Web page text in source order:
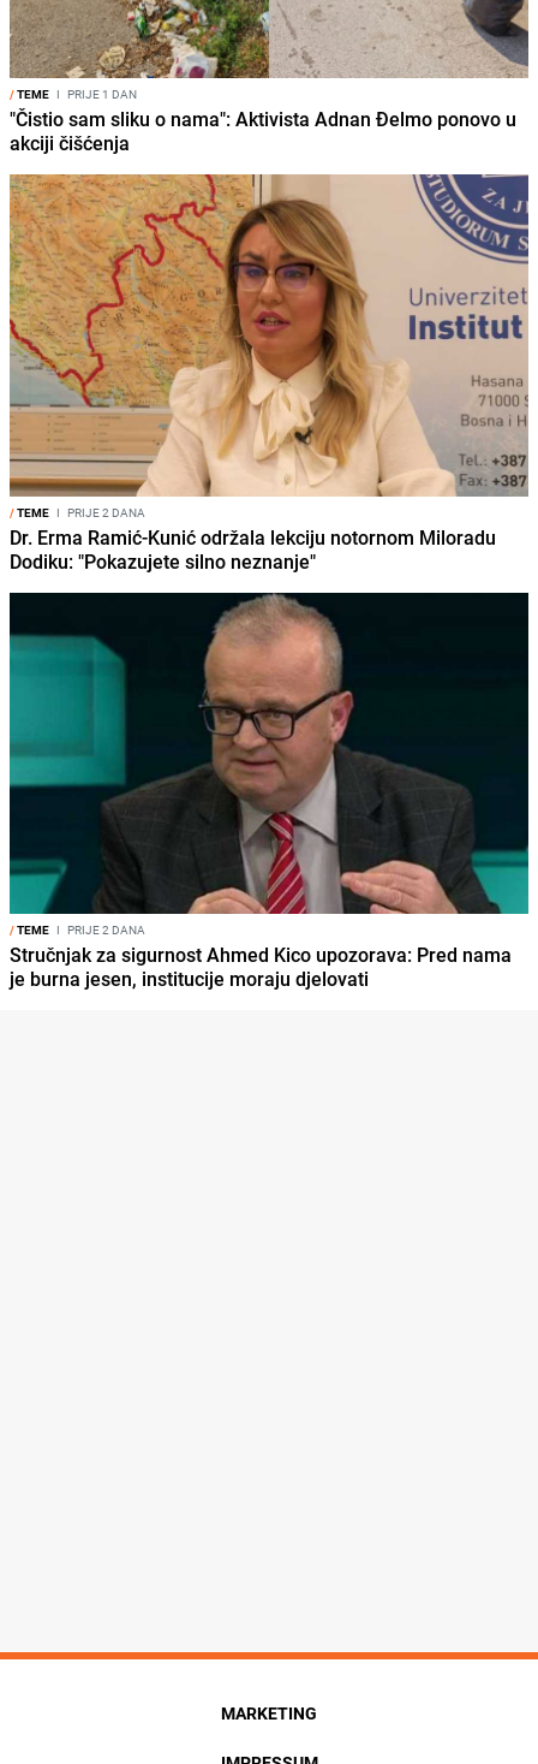
/TEME I PRIJE 1 DAN
"Čistio sam sliku o nama": Aktivista Adnan Đelmo ponovo u
akciji čišćenja
/TEME I PRIJE 2 DANA
Dr. Erma Ramić-Kunić održala lekciju notornom Miloradu
Dodiku: "Pokazujete silno neznanje"
/TEME I PRIJE 2 DANA
Stručnjak za sigurnost Ahmed Kico upozorava: Pred nama
je burna jesen, institucije moraju djelovati
MARKETING